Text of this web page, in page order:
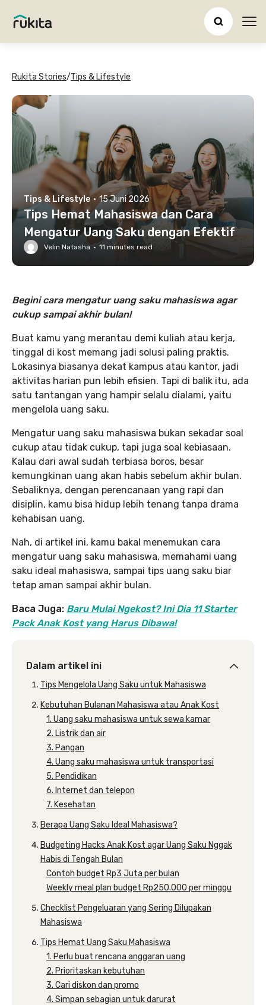
Rukita Stories/Tips & Lifestyle
Tips & Lifestyle · 15 Juni 2026
Tips Hemat Mahasiswa dan Cara
Mengatur Uang Saku dengan Efektif
Velin Natasha · 11 minutes read
Begini cara mengatur uang saku mahasiswa agar
cukup sampai akhir bulan!
Buat kamu yang merantau demi kuliah atau kerja,
tinggal di kost memang jadi solusi paling praktis.
Lokasinya biasanya dekat kampus atau kantor, jadi
aktivitas harian pun lebih efisien. Tapi di balik itu, ada
satu tantangan yang hampir selalu dialami, yaitu
mengelola uang saku.
Mengatur uang saku mahasiswa bukan sekadar soal
cukup atau tidak cukup, tapi juga soal kebiasaan.
Kalau dari awal sudah terbiasa boros, besar
kemungkinan uang akan habis sebelum akhir bulan.
Sebaliknya, dengan perencanaan yang rapi dan
disiplin, kamu bisa hidup lebih tenang tanpa drama
kehabisan uang.
Nah, di artikel ini, kamu bakal menemukan cara
mengatur uang saku mahasiswa, memahami uang
saku ideal mahasiswa, sampai tips uang saku biar
tetap aman sampai akhir bulan.
Baca Juga: Baru Mulai Ngekost? Ini Dia 11 Starter
Pack Anak Kost yang Harus Dibawa!
Dalam artikel ini
Tips Mengelola Uang Saku untuk Mahasiswa
Kebutuhan Bulanan Mahasiswa atau Anak Kost
1. Uang saku mahasiswa untuk sewa kamar
2. Listrik dan air
3. Pangan
4. Uang saku mahasiswa untuk transportasi
5. Pendidikan
6. Internet dan telepon
7. Kesehatan
Berapa Uang Saku Ideal Mahasiswa?
Budgeting Hacks Anak Kost agar Uang Saku Nggak
Habis di Tengah Bulan
Contoh budget Rp3 Juta per bulan
Weekly meal plan budget Rp250.000 per minggu
Checklist Pengeluaran yang Sering Dilupakan
Mahasiswa
Tips Hemat Uang Saku Mahasiswa
1. Perlu buat rencana anggaran uang
2. Prioritaskan kebutuhan
3. Cari diskon dan promo
4. Simpan sebagian untuk darurat